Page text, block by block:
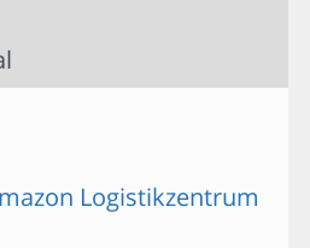
Logistikzentrum